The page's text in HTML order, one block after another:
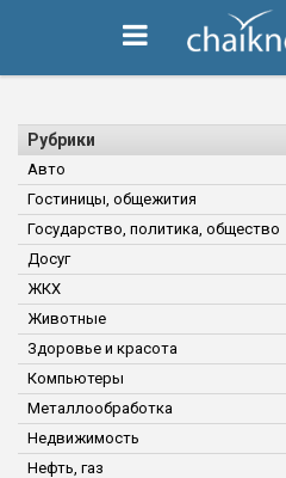
Рубрики
Авто
Гостиницы, общежития
Государство, политика, общество
Досуг
ЖКХ
Животные
Здоровье и красота
Компьютеры
Металлообработка
Недвижимость
Нефть, газ